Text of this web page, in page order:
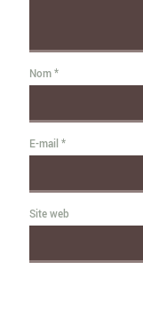
Nom*
E-mail *
Site web